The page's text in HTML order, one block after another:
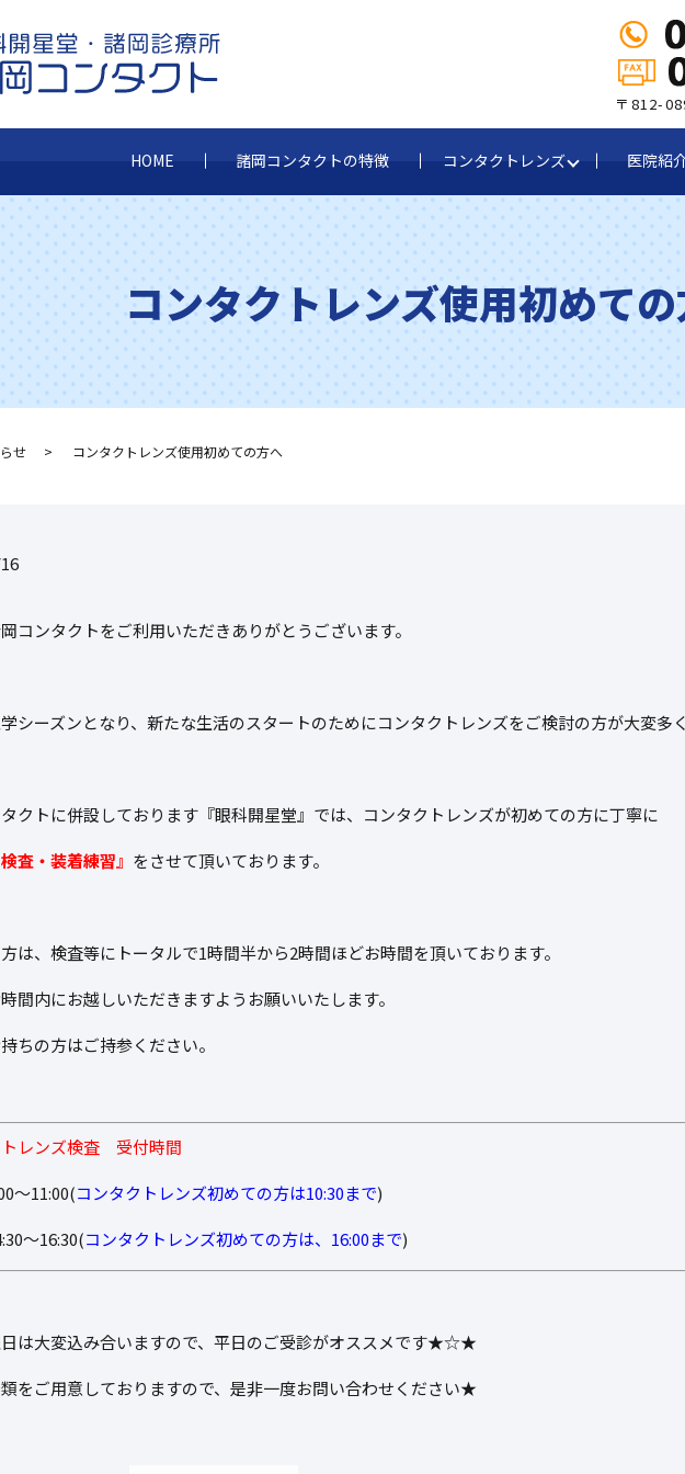
〒812-
HOME 諸岡コンタクトの特徴 コンタクトレンズ 医院紹
コンタクトレンズ使用初めて
せ コンタクトレンズ使用初めての方へ
コンタクトをご利用いただきありがとうございます。
シーズンとなり、新たな生活のスタートのためにコンタクトレンズをご検討の方が大変多
クトに併設しております『眼科開星堂』では、コンタクトレンズが初めての方に丁寧に
査・装着練習』 をさせて頂いております。
は、検査等にトータルで1時間半から2時間ほどお時間を頂いております。
間内にお越しいただきますようお願いいたします。
ちの方はご持参ください。
トレンズ検査 受付時間
～11:00(コンタクトレンズ初めての方は10:30まで)
～16:30(コンタクトレンズ初めての方は、16:00まで)
は大変込み合いますので、平日のご受診がオススメです★☆★
をご用意しておりますので、是非一度お問い合わせください★